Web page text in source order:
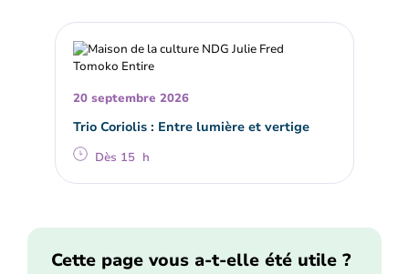
20 septembre 2026
Trio Coriolis : Entre lumière et vertige
Dès 15 h
Cette page vous a-t-elle été utile ?